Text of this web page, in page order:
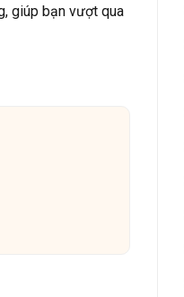
giúp bạn vượt qua